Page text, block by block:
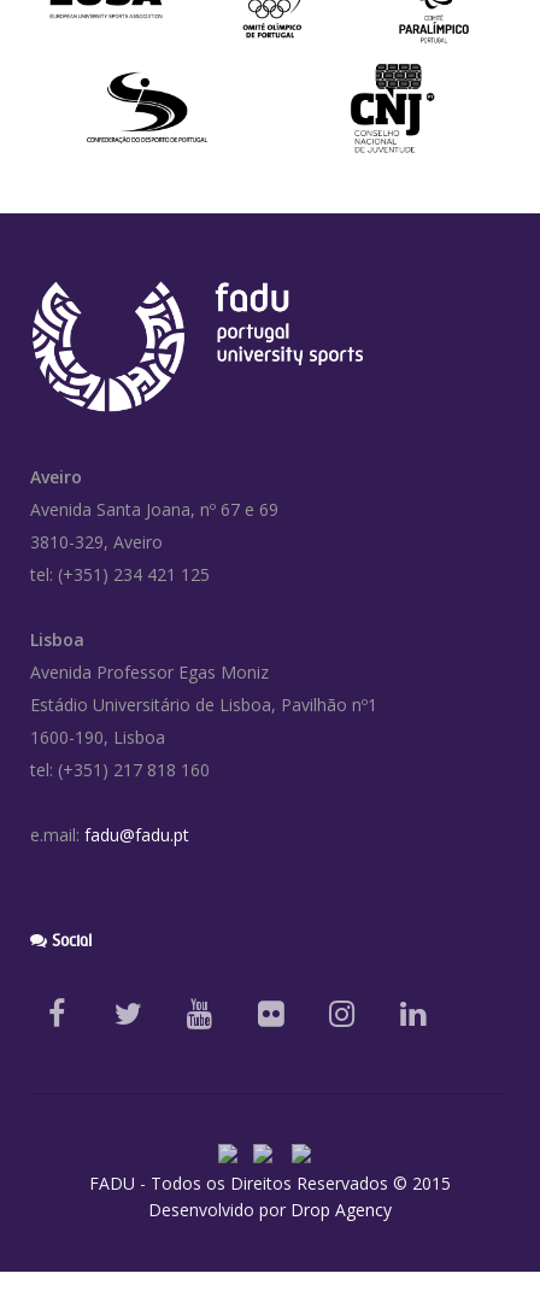
Aveiro
Avenida Santa Joana, nº 67 e 69
3810-329, Aveiro
tel: (+351) 234 421 125
Lisboa
Avenida Professor Egas Moniz
Estádio Universitário de Lisboa, Pavilhão nº1
1600-190, Lisboa
tel: (+351) 217 818 160
e.mail: fadu@fadu.pt
Social
FADU - Todos os Direitos Reservados © 2015
Desenvolvido por Drop Agency